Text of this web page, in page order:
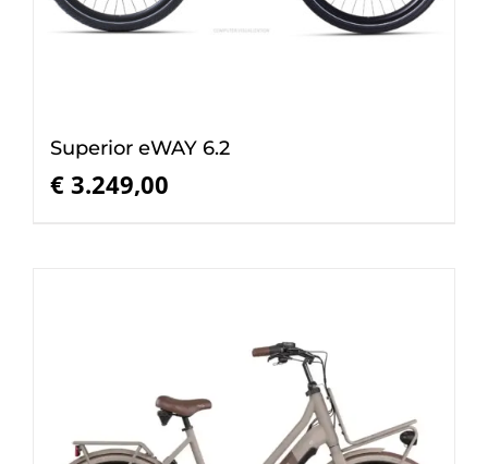
Superior eWAY 6.2
€ 3.249,00